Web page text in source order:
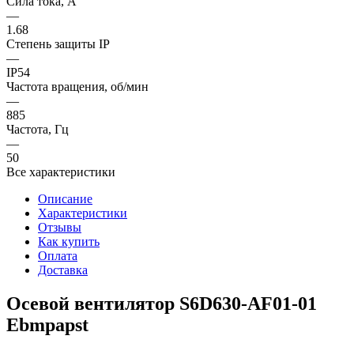
—
1.68
Степень защиты IP
—
IP54
Частота вращения, об/мин
—
885
Частота, Гц
—
50
Все характеристики
Описание
Характеристики
Отзывы
Как купить
Оплата
Доставка
Осевой вентилятор S6D630-AF01-01
Ebmpapst